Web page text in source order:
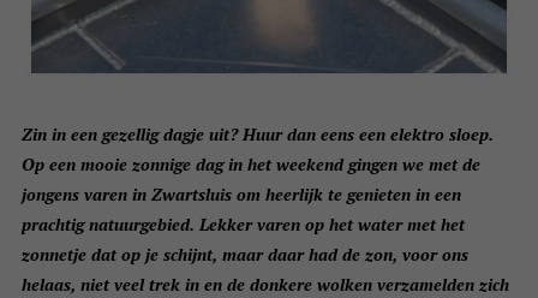
Zin in een gezellig dagje uit? Huur dan eens een elektro sloep.
Op een mooie zonnige dag in het weekend gingen we met de
jongens varen in Zwartsluis om heerlijk te genieten in een
prachtig natuurgebied. Lekker varen op het water met het
zonnetje dat op je schijnt, maar daar had de zon, voor ons
helaas, niet veel trek in en de donkere wolken verzamelden zich